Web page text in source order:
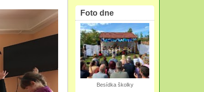
Foto dne
Besídka školky